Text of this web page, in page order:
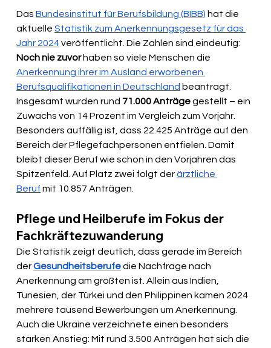
Das Bundesinstitut für Berufsbildung (BIBB) hat die
aktuelle Statistik zum Anerkennungsgesetz für das
Jahr 2024 veröffentlicht. Die Zahlen sind eindeutig:
Noch nie zuvor haben so viele Menschen die
Anerkennung ihrer im Ausland erworbenen
Berufsqualifikationen in Deutschland beantragt.
Insgesamt wurden rund 71.000 Anträge gestellt – ein
Zuwachs von 14 Prozent im Vergleich zum Vorjahr.
Besonders auffällig ist, dass 22.425 Anträge auf den
Bereich der Pflegefachpersonen entfielen. Damit
bleibt dieser Beruf wie schon in den Vorjahren das
Spitzenfeld. Auf Platz zwei folgt der ärztliche
Beruf mit 10.857 Anträgen.
Pflege und Heilberufe im Fokus der
Fachkräftezuwanderung
Die Statistik zeigt deutlich, dass gerade im Bereich
der Gesundheitsberufe die Nachfrage nach
Anerkennung am größten ist. Allein aus Indien,
Tunesien, der Türkei und den Philippinen kamen 2024
mehrere tausend Bewerbungen um Anerkennung.
Auch die Ukraine verzeichnete einen besonders
starken Anstieg: Mit rund 3.500 Anträgen hat sich die